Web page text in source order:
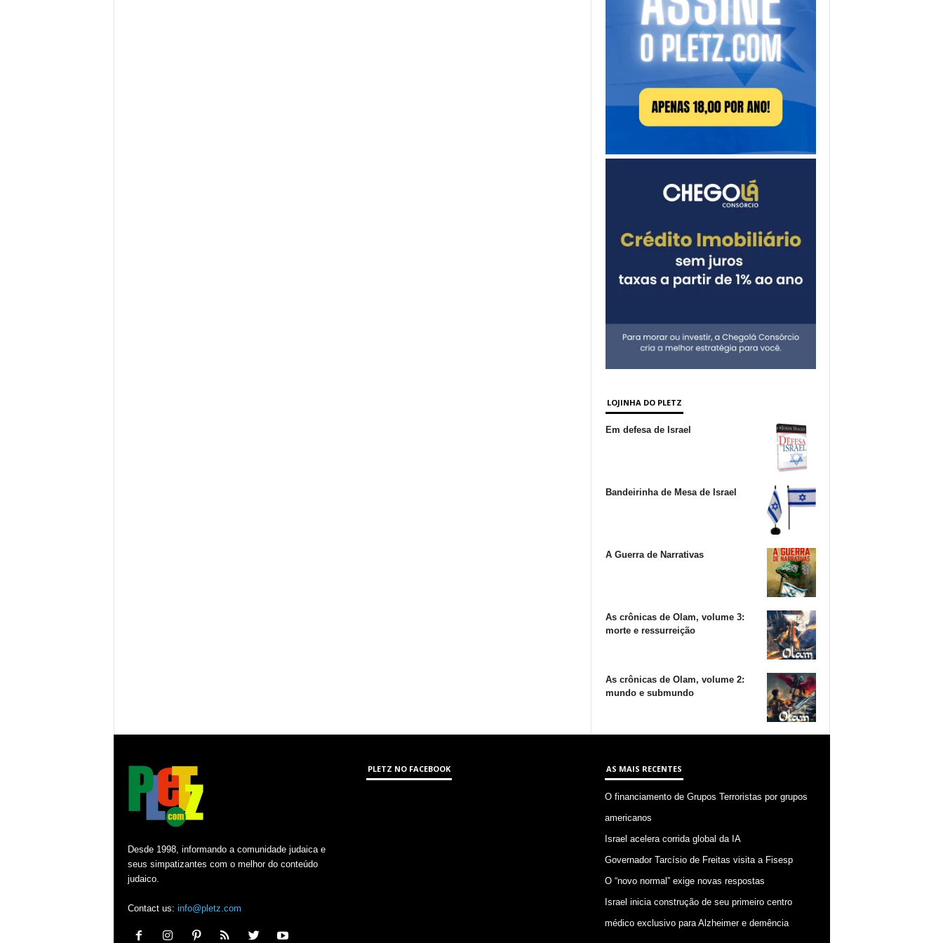
LOJINHA DO PLETZ
Em defesa de Israel
Bandeirinha de Mesa de Israel
A Guerra de Narrativas
As crônicas de Olam, volume 3:
morte e ressurreição
As crônicas de Olam, volume 2:
mundo e submundo
Desde 1998, informando a comunidade judaica e
seus simpatizantes com o melhor do conteúdo
judaico.
Contact us: info@pletz.com
PLETZ NO FACEBOOK AS MAIS RECENTES
O financiamento de Grupos Terroristas por grupos
americanos
Israel acelera corrida global da IA
Governador Tarcísio de Freitas visita a Fisesp
O “novo normal” exige novas respostas
Israel inicia construção de seu primeiro centro
médico exclusivo para Alzheimer e demência